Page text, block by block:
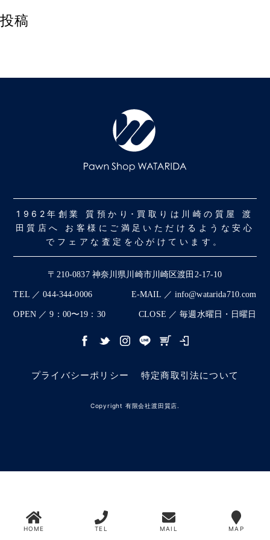
投稿
1962年創業 質預かり･買取りは川崎の質屋 渡
田質店へ お客様にご満足いただけるような安心
でフェアな査定を心がけています。
〒210-0837 神奈川県川崎市川崎区渡田2-17-10
TEL ／ 044-344-0006 E-MAIL ／ info@watarida710.com
OPEN ／ 9：00〜19：30 CLOSE ／ 毎週水曜日・日曜日
プライバシーポリシー 特定商取引法について
Copyright 有限会社渡田質店.
HOME TEL MAIL MAP